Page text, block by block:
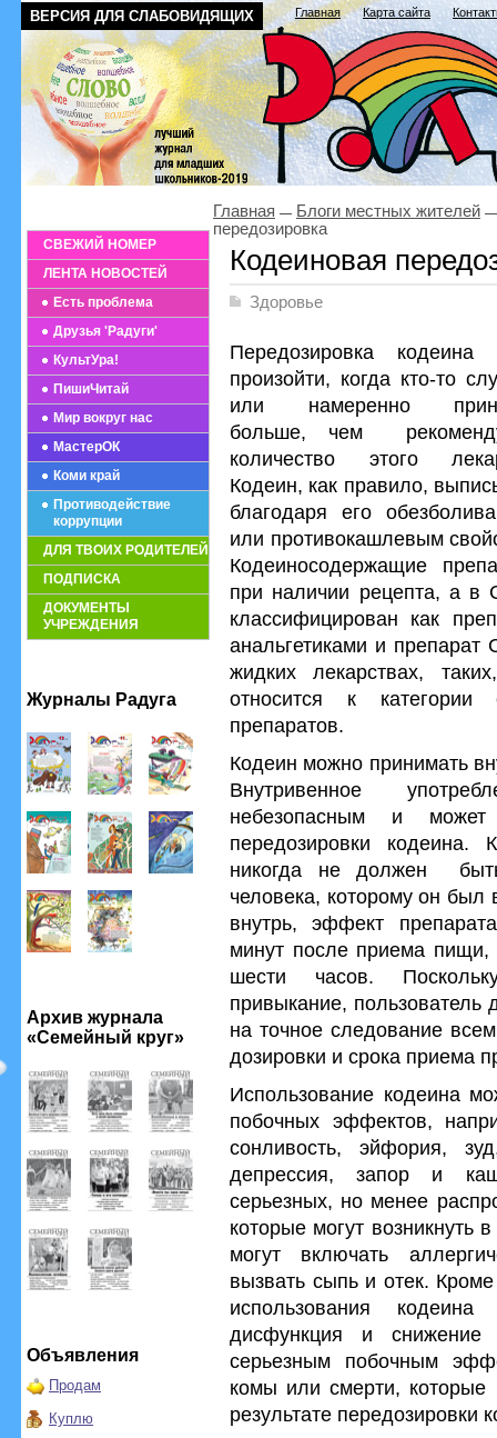
ВЕРСИЯ ДЛЯ СЛАБОВИДЯЩИХ Главная Карта сайта
СВЕЖИЙ НОМЕР
ЛЕНТА НОВОСТЕЙ
Есть проблема
Друзья 'Радуги'
КультУра!
ПишиЧитай
Мир вокруг нас
МастерОК
Коми край
Противодействие
коррупции
ДЛЯ ТВОИХ РОДИТЕЛЕЙ
ПОДПИСКА
ДОКУМЕНТЫ
УЧРЕЖДЕНИЯ
Журналы Радуга
Архив журнала
«Семейный круг»
Объявления
Продам
Куплю
Главная
Блоги местных жителей
передозировка
Кодеиновая
Здоровье
Передозировка кодеина
произойти, когда кто-то
или намеренно
больше, чем
количество этого
Кодеин, как правило,
благодаря его
или противокашлевым
Кодеиносодержащие
при наличии рецепта, а в
классифицирован как
анальгетиками и препарат
жидких лекарствах,
относится к категории
препаратов.
Кодеин можно принимать
Внутривенное
небезопасным и может
передозировки
никогда не должен
человека, которому он
внутрь, эффект
минут после приема
шести часов.
привыкание, пользователь
на точное следование
дозировки и срока приема
Использование кодеина
побочных эффектов,
сонливость, эйфория,
депрессия, запор и
серьезных, но менее
которые могут возникнуть
могут включать
вызвать сыпь и отек. Кроме
использования кодеина
дисфункция и снижение
серьезным побочным
комы или смерти, которые
результате передозировки